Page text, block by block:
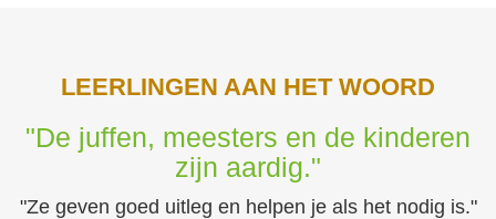
LEERLINGEN AAN HET WOORD
"De juffen, meesters en de kinderen
zijn aardig."
"Ze geven goed uitleg en helpen je als het nodig is."